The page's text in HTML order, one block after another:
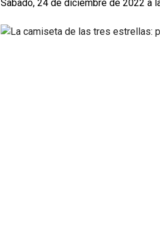
Sabado, 24 de diciembre de 2022 a